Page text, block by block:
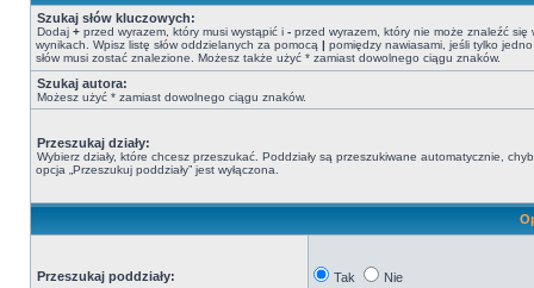
Szukaj słów kluczowych:
Dodaj + przed wyrazem, który musi wystąpić i - przed wyrazem, który nie może znaleźć się
wynikach. Wpisz listę słów oddzielanych za pomocą | pomiędzy nawiasami, jeśli tylko
słów musi zostać znalezione. Możesz także użyć * zamiast dowolnego ciągu znaków.
Szukaj autora:
Możesz użyć * zamiast dowolnego ciągu znaków.
Przeszukaj działy:
Wybierz działy, które chcesz przeszukać. Poddziały są przeszukiwane automatycznie,
opcja „Przeszukuj poddziały” jest wyłączona.
Przeszukaj poddziały: Tak Nie